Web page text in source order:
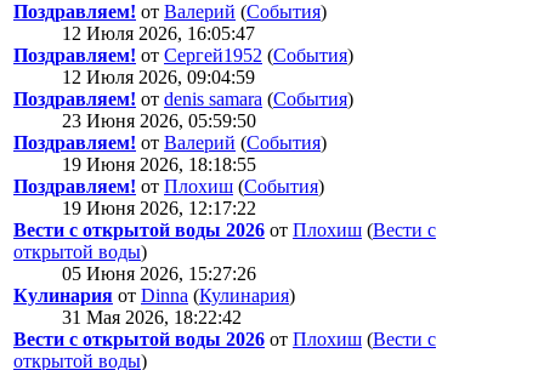
Поздравляем! от Валерий (События)
12 Июля 2026, 16:05:47
Поздравляем! от Сергей1952 (События)
12 Июля 2026, 09:04:59
Поздравляем! от denis samara (События)
23 Июня 2026, 05:59:50
Поздравляем! от Валерий (События)
19 Июня 2026, 18:18:55
Поздравляем! от Плохиш (События)
19 Июня 2026, 12:17:22
Вести с открытой воды 2026 от Плохиш (Вести с
открытой воды)
05 Июня 2026, 15:27:26
Кулинария от Dinna (Кулинария)
31 Мая 2026, 18:22:42
Вести с открытой воды 2026 от Плохиш (Вести с
открытой воды)